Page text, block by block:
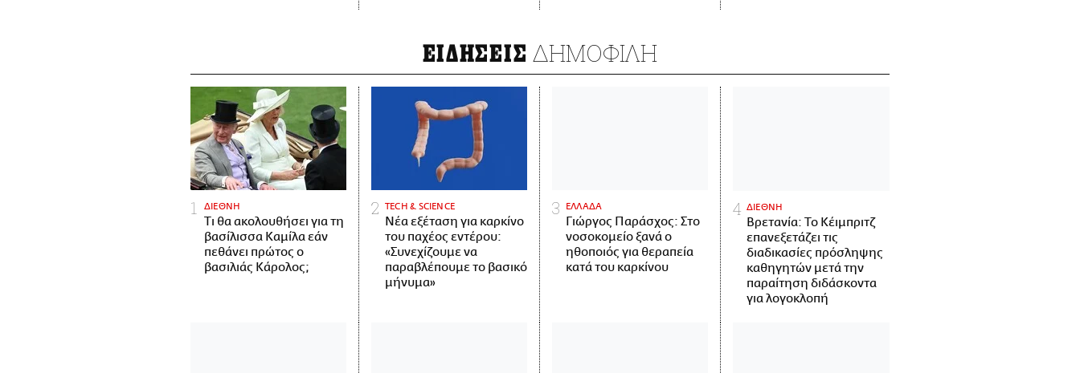
ΕΙΔΗΣΕΙΣ ΔΗΜΟΦΙΛΗ
ΔΙΕΘΝΗ
Τι θα ακολουθήσει για τη
βασίλισσα Καμίλα εάν
πεθάνει πρώτος ο
βασιλιάς Κάρολος;
ΤECH & SCIENCE
Νέα εξέταση για καρκίνο
του παχέος εντέρου:
«Συνεχίζουμε να
παραβλέπουμε το βασικό
μήνυμα»
ΕΛΛΑΔΑ
Γιώργος Παράσχος: Στο
νοσοκομείο ξανά ο
ηθοποιός για θεραπεία
κατά του καρκίνου
ΔΙΕΘΝΗ
Βρετανία: Το Κέιμπριτζ
επανεξετάζει τις
διαδικασίες πρόσληψης
καθηγητών μετά την
παραίτηση διδάσκοντα
για λογοκλοπή